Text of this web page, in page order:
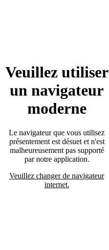
Veuillez utiliser
un navigateur
moderne
Le navigateur que vous utilisez
présentement est désuet et n'est
malheureusement pas supporté
par notre application.
Veuillez changer de navigateur
internet.